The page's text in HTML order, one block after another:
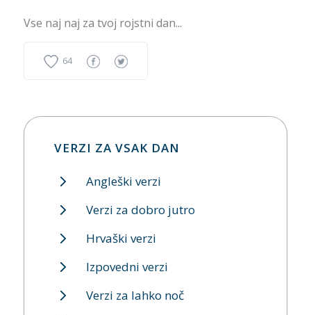
Vse naj naj za tvoj rojstni dan...
64
VERZI ZA VSAK DAN
Angleški verzi
Verzi za dobro jutro
Hrvaški verzi
Izpovedni verzi
Verzi za lahko noč